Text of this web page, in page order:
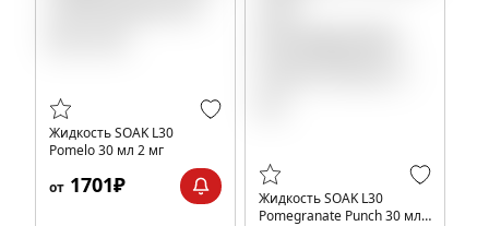
Жидкость SOAK L30
Pomelo 30 мл 2 мг
от 1701₽
Жидкость SOAK L30
Pomegranate Punch 30 мл